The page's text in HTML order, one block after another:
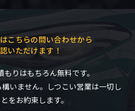
こちらの問い合わせから
いただけます！
もりはもちろん無料です。
いません。しつこい営業は一切し
をお約束します。